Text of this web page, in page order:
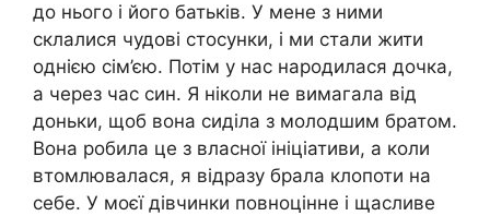
до нього і його батьків. У мене з ними
склалися чудові стосунки, і ми стали жити
однією сім’єю. Потім у нас народилася дочка,
а через час син. Я ніколи не вимагала від
доньки, щоб вона сиділа з молодшим братом.
Вона робила це з власної ініціативи, а коли
втомлювалася, я відразу брала клопоти на
себе. У моєї дівчинки повноцінне і щасливе